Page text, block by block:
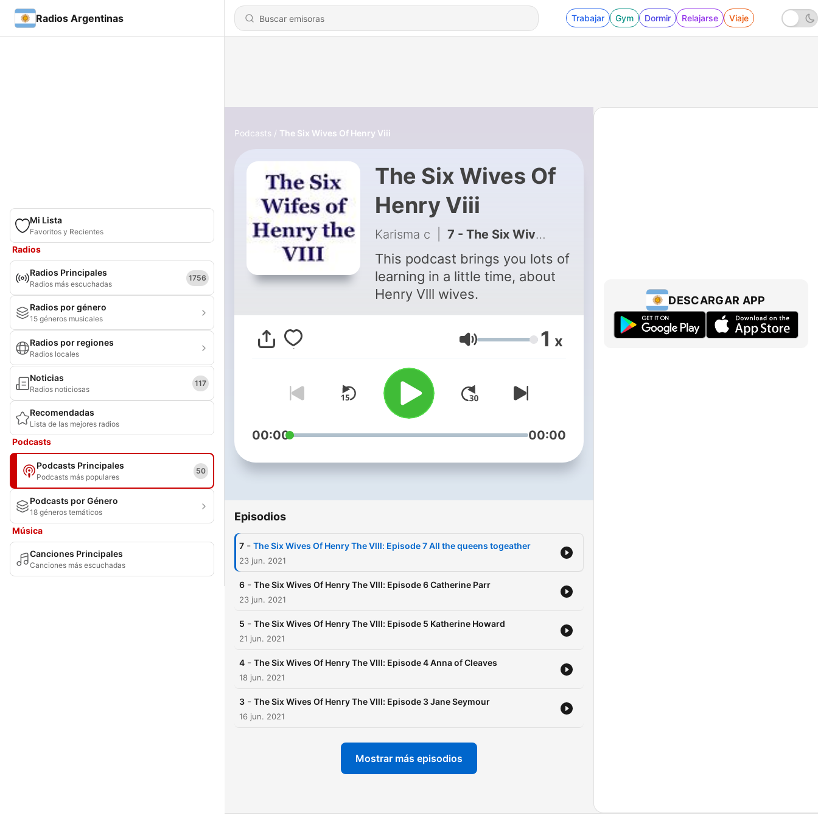
Radios Argentinas Trabajar Gym Dormir Relajarse Viaje
Mi Lista
Favoritos y Recientes
Radios
Radios Principales
Radios más escuchadas
1756
Radios por género
15 géneros musicales
Radios por regiones
Radios locales
Noticias
Radios noticiosas
117
Recomendadas
Lista de las mejores radios
Podcasts
Podcasts Principales
Podcasts más populares
50
Podcasts por Género
18 géneros temáticos
Música
Canciones Principales
Canciones más escuchadas
Podcasts The Six Wives Of Henry Viii
The Six Wives Of
Henry Viii
Karisma c 7 - The Six Wives Of Henry The Vlll: Episode 7 All the queens togeather
This podcast brings you lots of
learning in a little time, about
Henry Vlll wives.
Volumen 1 x
00:00 00:00
Episodios
7 - The Six Wives Of Henry The Vlll: Episode 7 All the queens togeather
23 jun. 2021
6 - The Six Wives Of Henry The Vlll: Episode 6 Catherine Parr
23 jun. 2021
5 - The Six Wives Of Henry The Vlll: Episode 5 Katherine Howard
21 jun. 2021
4 - The Six Wives Of Henry The Vlll: Episode 4 Anna of Cleaves
18 jun. 2021
3 - The Six Wives Of Henry The Vlll: Episode 3 Jane Seymour
16 jun. 2021
Mostrar más episodios
DESCARGAR APP